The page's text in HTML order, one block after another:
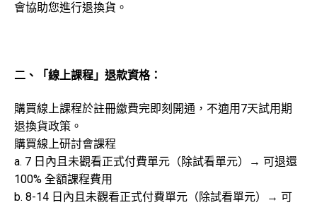
會協助您進行退換貨。
二、「線上課程」退款資格：
購買線上課程於註冊繳費完即刻開通，不適用7天試用期
退換貨政策。
購買線上研討會課程
a. 7 日內且未觀看正式付費單元（除試看單元）→ 可退還
100% 全額課程費用
b. 8-14 日內且未觀看正式付費單元（除試看單元）→ 可